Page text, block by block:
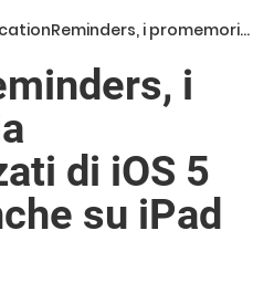
i promemoria geolocalizzati di iOS 5 arrivano anche su iPad – Cydia
i
di iOS 5
su iPad